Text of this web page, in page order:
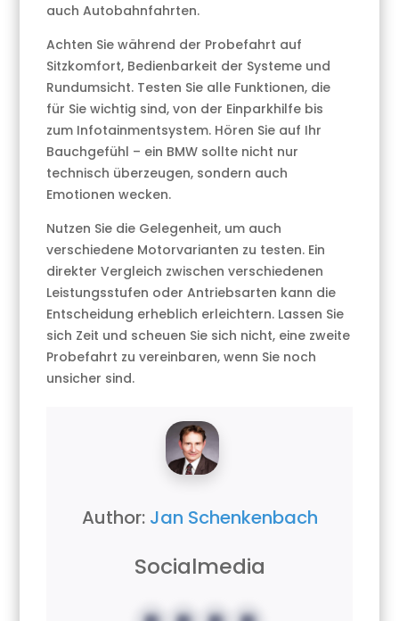
auch Autobahnfahrten.
Achten Sie während der Probefahrt auf
Sitzkomfort, Bedienbarkeit der Systeme und
Rundumsicht. Testen Sie alle Funktionen, die
für Sie wichtig sind, von der Einparkhilfe bis
zum Infotainmentsystem. Hören Sie auf Ihr
Bauchgefühl – ein BMW sollte nicht nur
technisch überzeugen, sondern auch
Emotionen wecken.
Nutzen Sie die Gelegenheit, um auch
verschiedene Motorvarianten zu testen. Ein
direkter Vergleich zwischen verschiedenen
Leistungsstufen oder Antriebsarten kann die
Entscheidung erheblich erleichtern. Lassen Sie
sich Zeit und scheuen Sie sich nicht, eine zweite
Probefahrt zu vereinbaren, wenn Sie noch
unsicher sind.
Author: Jan Schenkenbach
Socialmedia